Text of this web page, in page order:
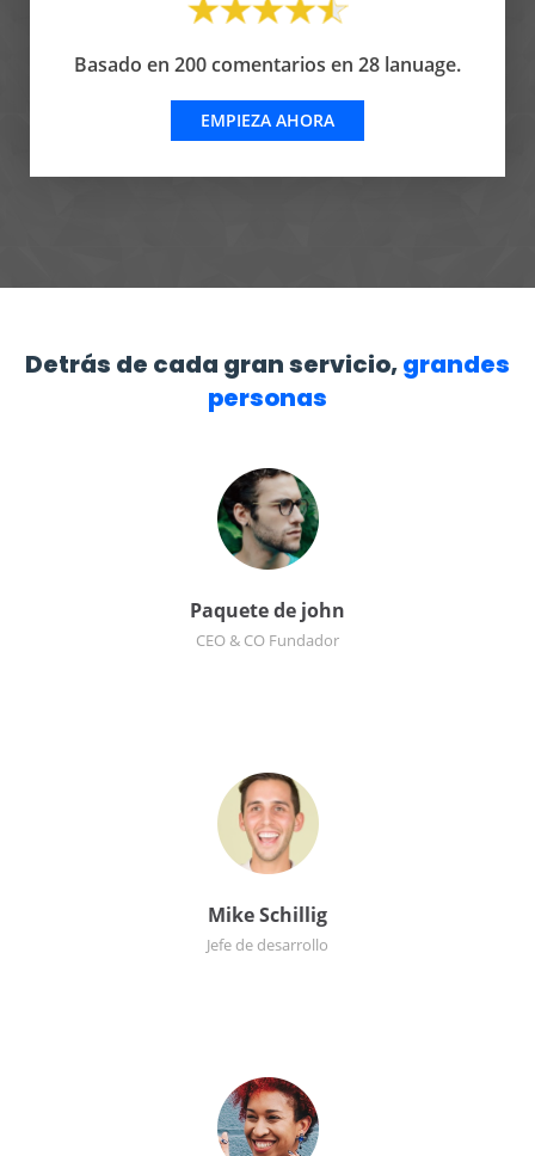
Basado en 200 comentarios en 28 lanuage.
EMPIEZA AHORA
Detrás de cada gran servicio,grandes
personas
Paquete de john
CEO & CO Fundador
Mike Schillig
Jefe de desarrollo